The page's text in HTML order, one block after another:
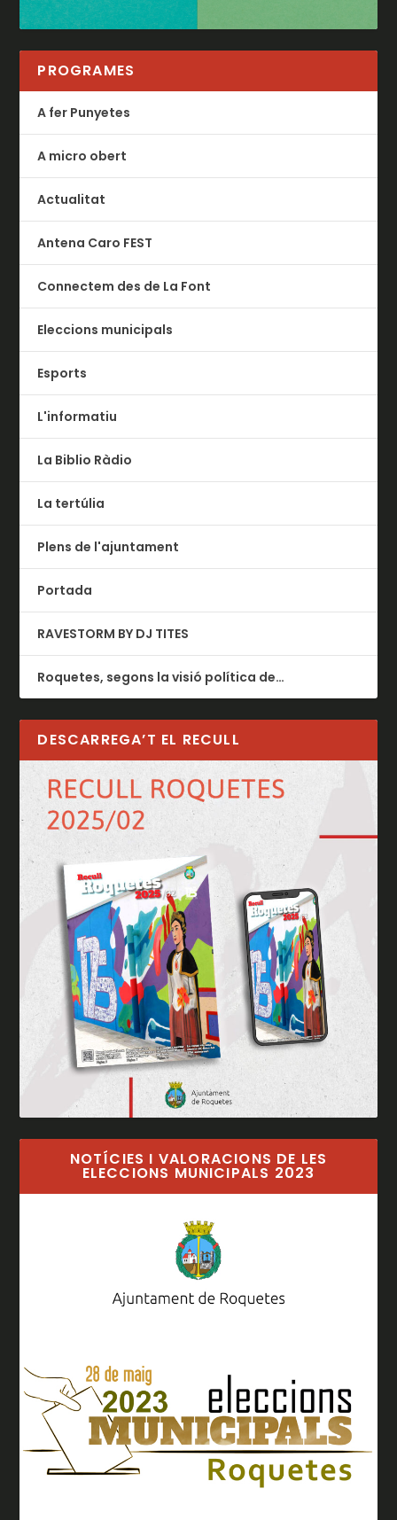
PROGRAMES
A fer Punyetes
A micro obert
Actualitat
Antena Caro FEST
Connectem des de La Font
Eleccions municipals
Esports
L'informatiu
La Biblio Ràdio
La tertúlia
Plens de l'ajuntament
Portada
RAVESTORM BY DJ TITES
Roquetes, segons la visió política de…
DESCARREGA’T EL RECULL
NOTÍCIES I VALORACIONS DE LES
ELECCIONS MUNICIPALS 2023